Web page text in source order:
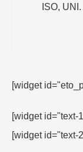
ISO, UNI.
[widget
[widget id="text-
[widget id="text-